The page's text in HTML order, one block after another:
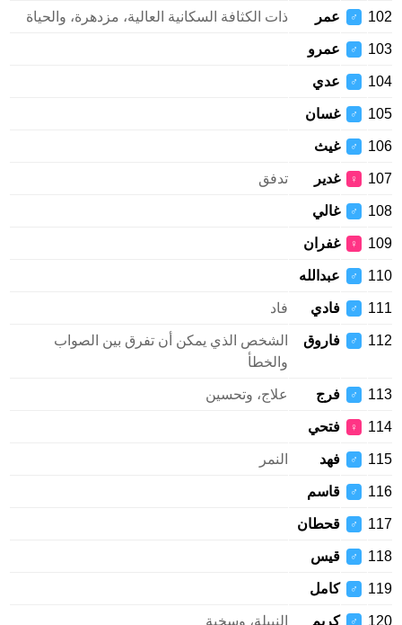
102
♂ عمر ذات الكثافة السكانية العالية، مزدهرة، والحياة
103
♂ عمرو
104
♂ عدي
105
♂ غسان
106
♂ غيث
107
♀ غدير تدفق
108
♂ غالي
109
♀ غفران
110
♂ عبدالله
111
♂ فادي فاد
112
♂ فاروق
الشخص الذي يمكن أن تفرق بين الصواب
والخطأ
113
♂ فرج علاج، وتحسين
114
♀ فتحي
115
♂ فهد النمر
116
♂ قاسم
117
♂ قحطان
118
♂ قيس
119
♂ كامل
120
♂ كريم النبيلة، وسخية